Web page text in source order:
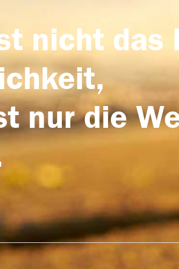
nicht das
nur die